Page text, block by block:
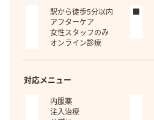
駅から徒歩5分以内
アフターケア
女性スタッフのみ
オンライン診療
対応メニュー
内服薬
注入治療